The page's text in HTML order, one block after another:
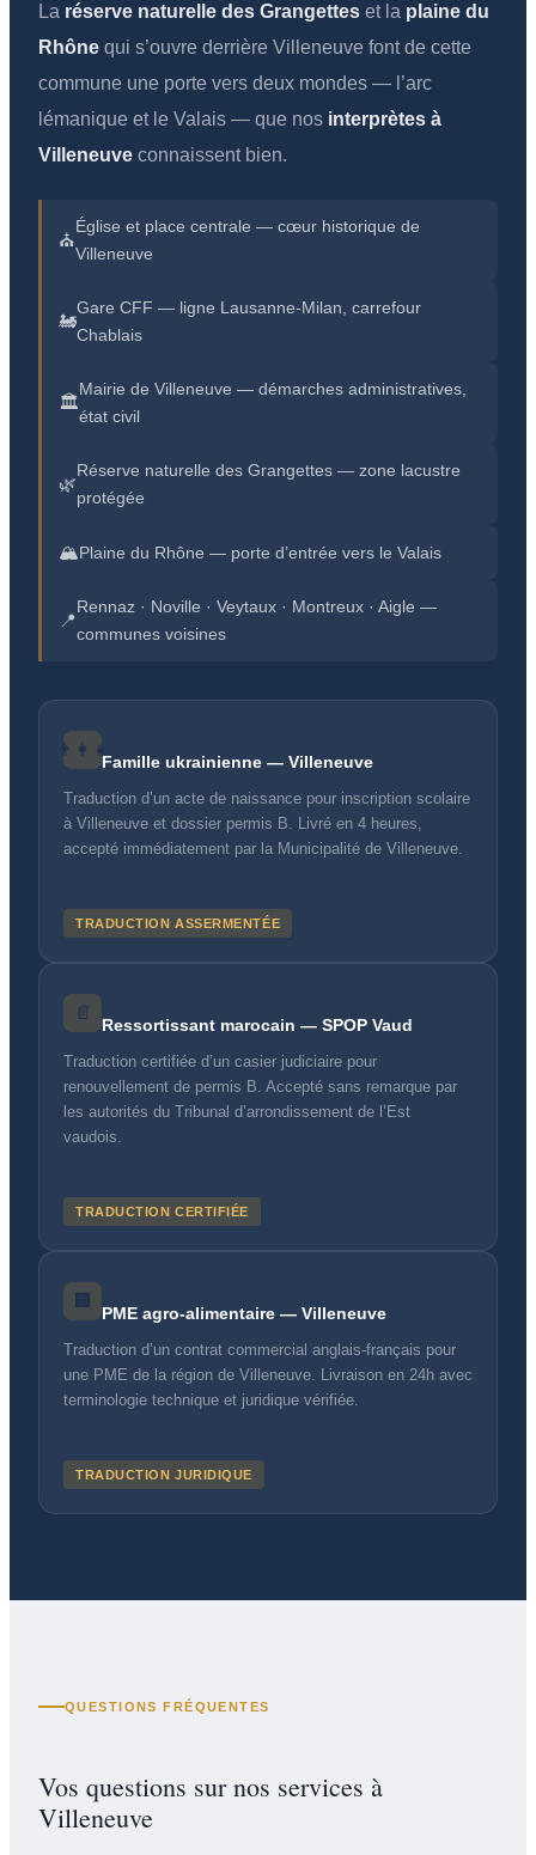
La réserve naturelle des Grangettes et la plaine du
Rhône qui s’ouvre derrière Villeneuve font de cette
commune une porte vers deux mondes — l’arc
lémanique et le Valais — que nos interprètes à
Villeneuve connaissent bien.
⛪
Église et place centrale — cœur historique de
Villeneuve
🚂
Gare CFF — ligne Lausanne-Milan, carrefour
Chablais
🏛️
Mairie de Villeneuve — démarches administratives,
état civil
🌿
Réserve naturelle des Grangettes — zone lacustre
protégée
🏔️Plaine du Rhône — porte d’entrée vers le Valais
📍
Rennaz · Noville · Veytaux · Montreux · Aigle —
communes voisines
👨‍👩‍👧
Famille ukrainienne — Villeneuve
Traduction d’un acte de naissance pour inscription scolaire
à Villeneuve et dossier permis B. Livré en 4 heures,
accepté immédiatement par la Municipalité de Villeneuve.
TRADUCTION ASSERMENTÉE
📄
Ressortissant marocain — SPOP Vaud
Traduction certifiée d’un casier judiciaire pour
renouvellement de permis B. Accepté sans remarque par
les autorités du Tribunal d’arrondissement de l’Est
vaudois.
TRADUCTION CERTIFIÉE
🏢
PME agro-alimentaire — Villeneuve
Traduction d’un contrat commercial anglais-français pour
une PME de la région de Villeneuve. Livraison en 24h avec
terminologie technique et juridique vérifiée.
TRADUCTION JURIDIQUE
QUESTIONS FRÉQUENTES
Vos questions sur nos services à
Villeneuve